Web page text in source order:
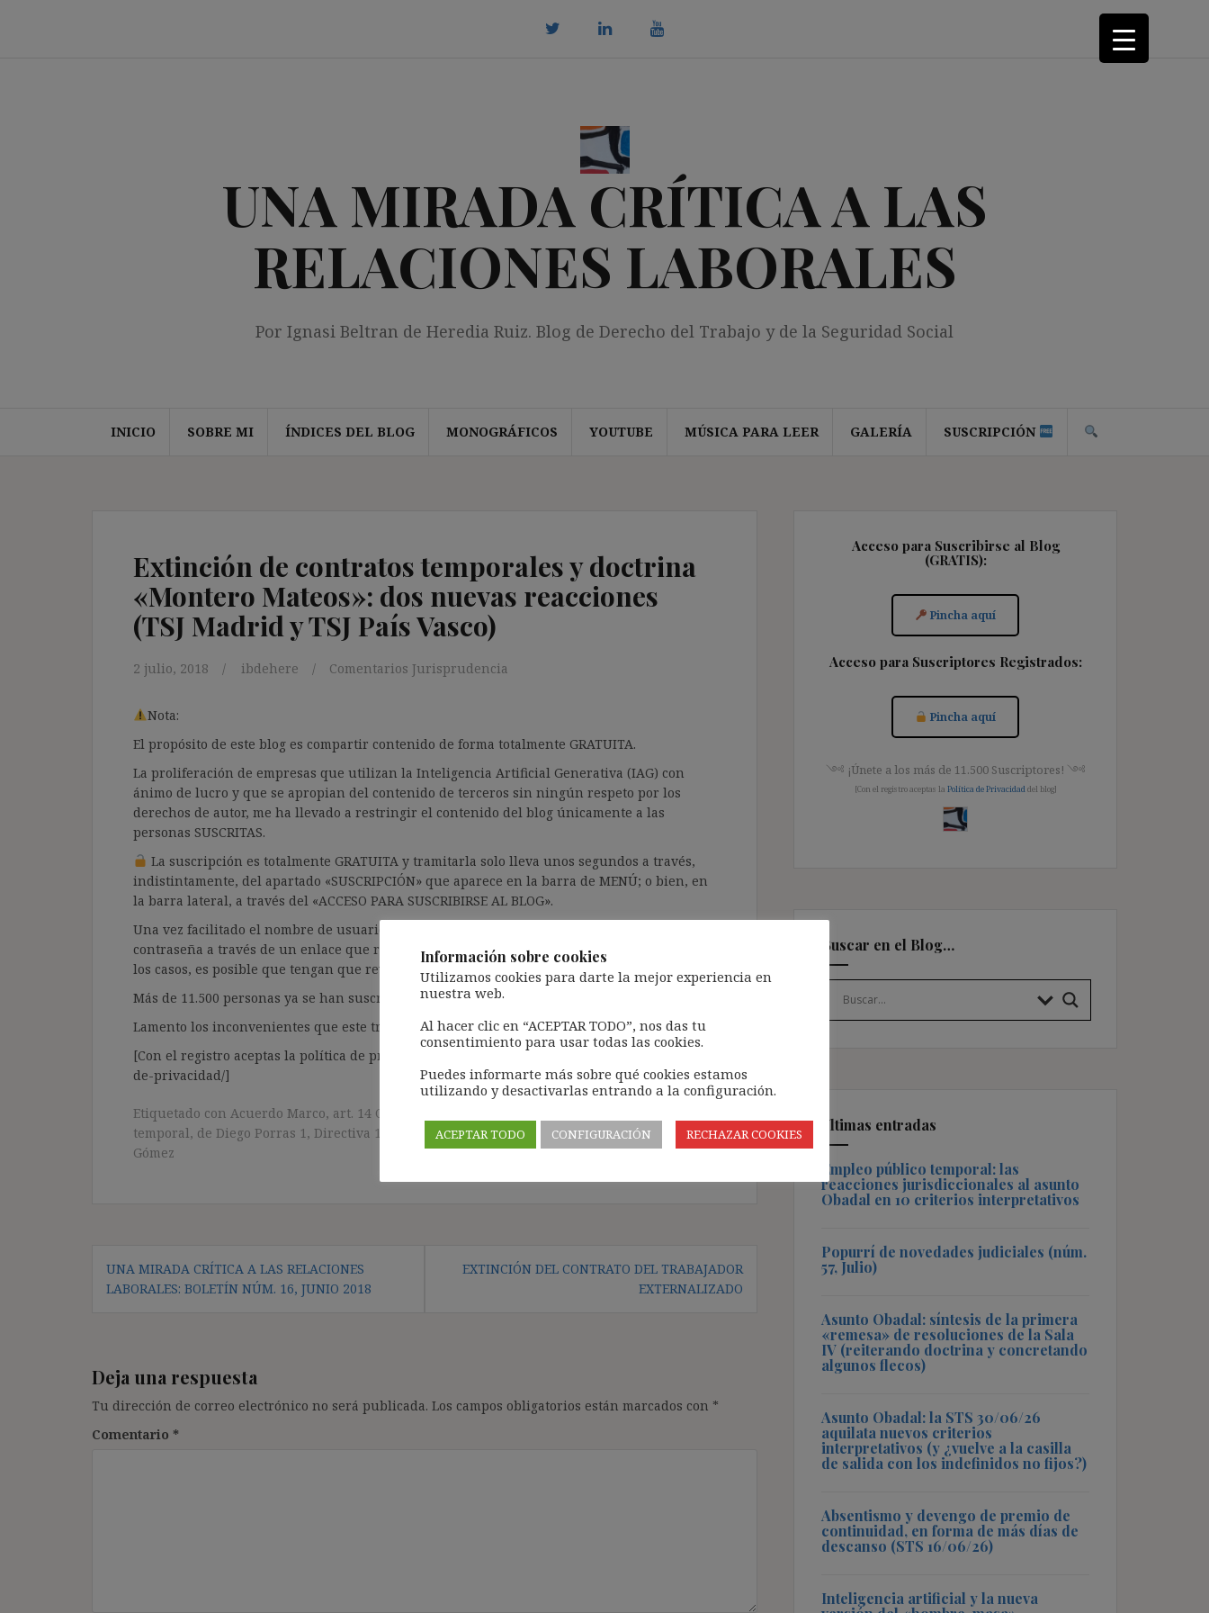
UNA MIRADA CRÍTICA A LAS
RELACIONES LABORALES
Por Ignasi Beltran de Heredia Ruiz. Blog de Derecho del Trabajo y de la Seguridad Social
INICIO SOBRE MI ÍNDICES DEL BLOG MONOGRÁFICOS YOUTUBE MÚSICA PARA LEER GALERÍA SUSCRIPCIÓN
Extinción de contratos temporales y doctrina
«Montero Mateos»: dos nuevas reacciones
(TSJ Madrid y TSJ País Vasco)
2 julio, 2018 ibdehere Comentarios Jurisprudencia
Nota:
El propósito de este blog es compartir contenido de forma totalmente GRATUITA.
La proliferación de empresas que utilizan la Inteligencia Artificial Generativa (IAG) con
ánimo de lucro y que se apropian del contenido de terceros sin ningún respeto por los
derechos de autor, me ha llevado a restringir el contenido del blog únicamente a las
personas SUSCRITAS.
La suscripción es totalmente GRATUITA y tramitarla solo lleva unos segundos a través,
indistintamente, del apartado «SUSCRIPCIÓN» que aparece en la barra de MENÚ; o bien, en
la barra lateral, a través del «ACCESO PARA SUSCRIBIRSE AL BLOG».
Una vez facilitado el nombre de usuario y el correo electrónico, deberán verificar la
contraseña a través de un enlace que recibirán en el correo electrónico registrado (según
los casos, es posible que tengan que revisar la bandeja de «Spam»).
Más de 11.500 personas ya se han suscrito.
Lamento los inconvenientes que este trámite pueda causar.
[Con el registro aceptas la política de privacidad del blog: https://ignasibeltran.com/politica-
de-privacidad/]
Etiquetado con Acuerdo Marco, art. 14 CE
temporal, de Diego Porras 1 , Directiva 1999/70 León Medialdea Montero Mateos,Moreira
Gómez
Navegación
de
UNA MIRADA CRÍTICA A LAS RELACIONES
LABORALES: BOLETÍN NÚM. 16, JUNIO 2018
EXTINCIÓN DEL CONTRATO DEL TRABAJADOR
EXTERNALIZADO
Deja una respuesta
Tu dirección de correo electrónico no será publicada. Los campos obligatorios están marcados con *
Comentario *
Acceso para Suscribirse al Blog
(GRATIS):
Pincha aquí
Acceso para Suscriptores Registrados:
Pincha aquí
༺ ¡Únete a los más de 11.500 Suscriptores! ༺
[Con el registro aceptas la Política de Privacidad del blog]
Buscar en el Blog…
Últimas entradas
Empleo público temporal: las
reacciones jurisdiccionales al asunto
Obadal en 10 criterios interpretativos
Popurrí de novedades judiciales (núm.
57, Julio)
Asunto Obadal: síntesis de la primera
«remesa» de resoluciones de la Sala
IV (reiterando doctrina y concretando
algunos flecos)
Asunto Obadal: la STS 30/06/26
aquilata nuevos criterios
interpretativos (y ¿vuelve a la casilla
de salida con los indefinidos no fijos?)
Absentismo y devengo de premio de
continuidad, en forma de más días de
descanso (STS 16/06/26)
Inteligencia artificial y la nueva
Información sobre cookies
Utilizamos cookies para darte la mejor experiencia en
nuestra web.
Al hacer clic en “ACEPTAR TODO”, nos das tu
consentimiento para usar todas las cookies.
Puedes informarte más sobre qué cookies estamos
utilizando y desactivarlas entrando a la configuración.
ACEPTAR TODO CONFIGURACIÓN RECHAZAR COOKIES